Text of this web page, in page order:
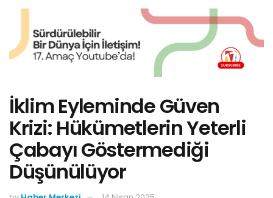
İklim Eyleminde Güven
Krizi: Hükümetlerin Yeterli
Çabayı Göstermediği
Düşünülüyor